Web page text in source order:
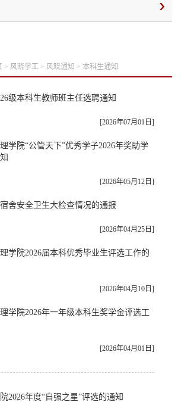
> 风晓学工 > 风晓通知 > 本科生通知
级本科生教师班主任选聘通知
[2026年07月01日]
学院“公管天下”优秀学子2026年奖助学
[2026年05月12日]
舍安全卫生大检查情况的通报
[2026年04月25日]
学院2026届本科优秀毕业生评选工作的
[2026年04月10日]
学院2026年一年级本科生奖学金评选工
[2026年04月01日]
2026年度“自强之星”评选的通知